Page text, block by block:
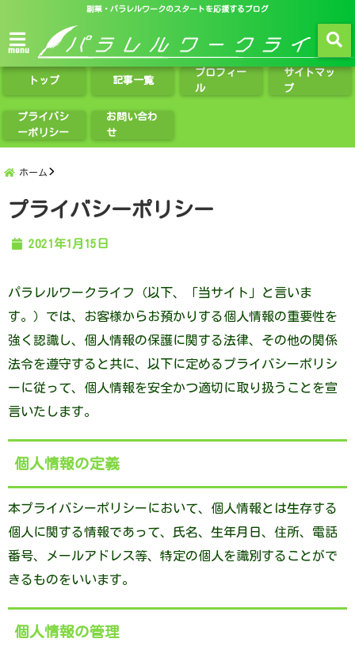
副業・パラレルワークのスタートを応援するブログ
menu
トップ 記事一覧
プロフィー
ル
サイトマッ
プ
プライバシ
ーポリシー
お問い合わ
せ
ホーム
プライバシーポリシー
2021年1月15日
パラレルワークライフ（以下、「当サイト」と言いま
す。）では、お客様からお預かりする個人情報の重要性を
強く認識し、個人情報の保護に関する法律、その他の関係
法令を遵守すると共に、以下に定めるプライバシーポリシ
ーに従って、個人情報を安全かつ適切に取り扱うことを宣
言いたします。
個人情報の定義
本プライバシーポリシーにおいて、個人情報とは生存する
個人に関する情報であって、氏名、生年月日、住所、電話
番号、メールアドレス等、特定の個人を識別することがで
きるものをいいます。
個人情報の管理